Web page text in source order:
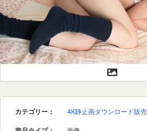
カテゴリー ： 4K静止画ダウンロード販売